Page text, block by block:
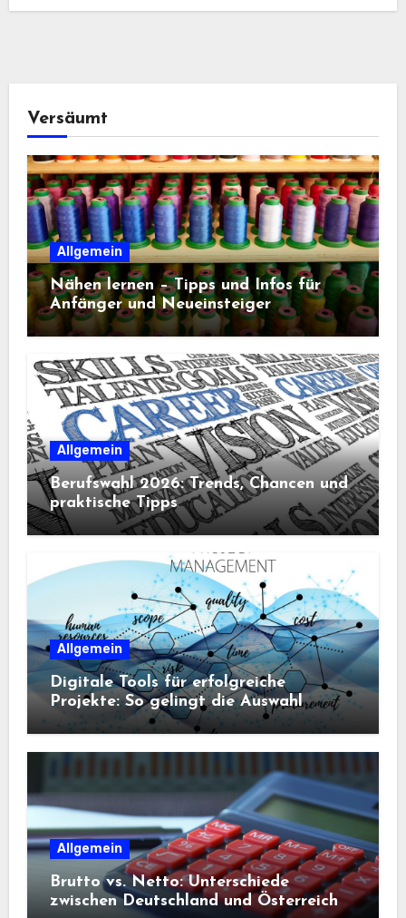
Versäumt
Allgemein
Nähen lernen – Tipps und Infos für
Anfänger und Neueinsteiger
Allgemein
Berufswahl 2026: Trends, Chancen und
praktische Tipps
Allgemein
Digitale Tools für erfolgreiche
Projekte: So gelingt die Auswahl
Allgemein
Brutto vs. Netto: Unterschiede
zwischen Deutschland und Österreich